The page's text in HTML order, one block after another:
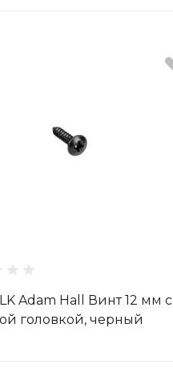
Adam Hall Винт 12 мм с
головкой, черный